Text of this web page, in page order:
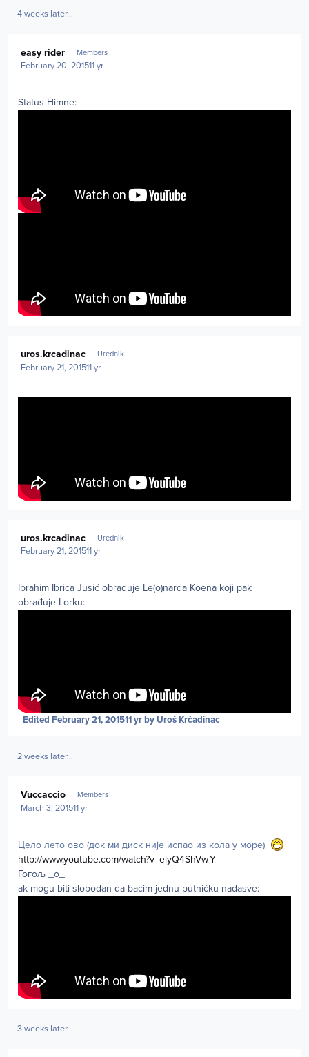
4 weeks later...
easy rider Members
February 20, 201511 yr
Status Himne:
uros.krcadinac Urednik
February 21, 201511 yr
uros.krcadinac Urednik
February 21, 201511 yr
Ibrahim Ibrica Jusić obrađuje Le(o)narda Koena koji pak
obrađuje Lorku:
Edited February 21, 201511 yrby Uroš Krčadinac
2 weeks later...
Vuccaccio Members
March 3, 201511 yr
Цело лето ово (док ми диск није испао из кола у море)
http://www.youtube.com/watch?v=elyQ4ShVw-Y
Гогољ _o_
ak mogu biti slobodan da bacim jednu putničku nadasve:
3 weeks later...